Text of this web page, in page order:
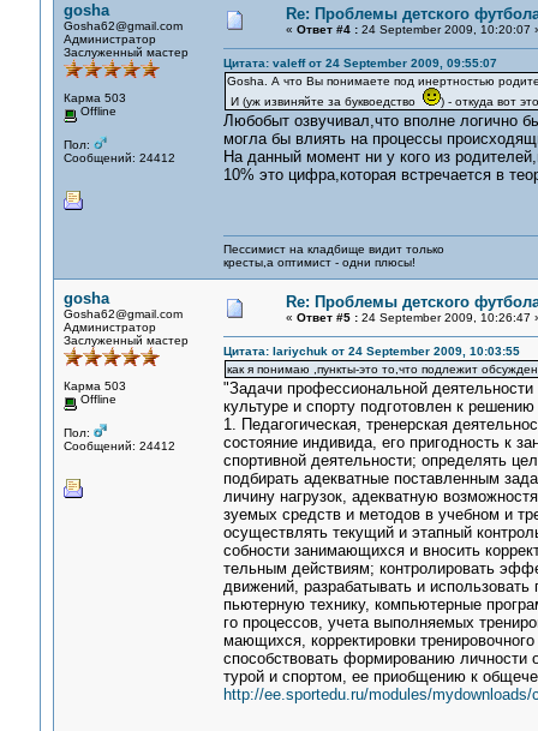
gosha
Gosha62@gmail.com
Администратор
Заслуженный мастер
Карма 503
Offline
Пол:
Сообщений: 24412
Re: Проблемы детского
« Ответ #4 :24 September 2009, 10:20:07
Цитата: valeff от 24 September 2009, 09:55:07
Gosha. А что Вы понимаете под инертностью
И (уж извиняйте за буквоедство
) - откуда вот
Любобыт озвучивал,что вполне логично
могла бы влиять на процессы
На данный момент ни у кого из
10% это цифра,которая встречается в
Пессимист на кладбище видит только
кресты,а оптимист - одни плюсы!
gosha
Gosha62@gmail.com
Администратор
Заслуженный мастер
Карма 503
Offline
Пол:
Сообщений: 24412
Re: Проблемы детского
« Ответ #5 :24 September 2009, 10:26:47
Цитата: lariychuk от 24 September 2009, 10:03:55
как я понимаю ,пункты-это то,что подлежит
"Задачи профессиональной
культуре и спорту подготовлен к
1. Педагогическая, тренерская
состояние индивида, его пригодность к
спортивной деятельности; определять
подбирать адекватные поставленным
личину нагрузок, адекватную
зуемых средств и методов в учебном и
осуществлять текущий и этапный
собности занимающихся и вносить
тельным действиям; контролировать
движений, разрабатывать и
пьютерную технику, компьютерные
го процессов, учета выполняемых
мающихся, корректировки
способствовать формированию личности
турой и спортом, ее приобщению к
http://ee.sportedu.ru/modules/